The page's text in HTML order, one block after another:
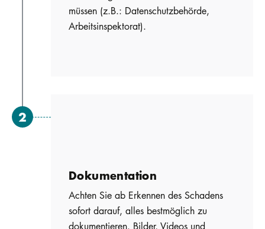
müssen (z.B.: Datenschutzbehörde,
Arbeitsinspektorat).
Dokumentation
Achten Sie ab Erkennen des Schadens
sofort darauf, alles bestmöglich zu
dokumentieren. Bilder, Videos und